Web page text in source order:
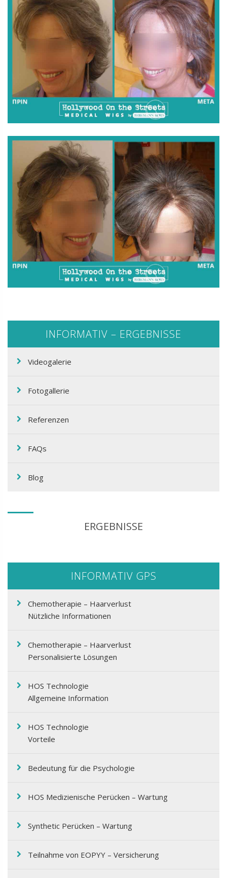
INFORMATIV – ERGEBNISSE
Videogalerie
Fotogallerie
Referenzen
FAQs
Blog
ERGEBNISSE
INFORMATIV GPS
Chemotherapie – Haarverlust
Nützliche Informationen
Chemotherapie – Haarverlust
Personalisierte Lösungen
HOS Technologie
Allgemeine Information
HOS Technologie
Vorteile
Bedeutung für die Psychologie
HOS Medizienische Perücken – Wartung
Synthetic Perücken – Wartung
Teilnahme von EOPΥΥ – Versicherung